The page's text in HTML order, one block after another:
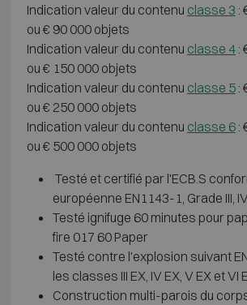
Indication valeur du contenu classe 3 :
ou € 90 000 objets
Indication valeur du contenu classe 4:
ou € 150 000 objets
Indication valeur du contenu classe 5:
ou € 250 000 objets
Indication valeur du contenu classe 6:
ou € 500 000 objets
Testé et certifié par l'ECB.S
européenne EN1143-1, Grade III,
Testé ignifuge 60 minutes pour
fire 017 60 Paper
Testé contre l'explosion suivant
les classes III EX, IV EX, V EX et VI
Construction multi-parois du